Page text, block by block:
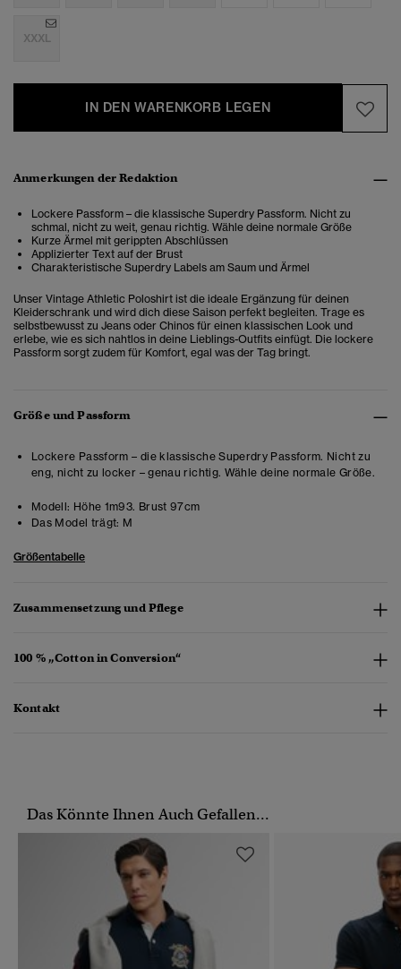
XXXL
IN DEN WARENKORB LEGEN
Anmerkungen der Redaktion
Lockere Passform – die klassische Superdry Passform. Nicht zu
schmal, nicht zu weit, genau richtig. Wähle deine normale Größe
Kurze Ärmel mit gerippten Abschlüssen
Applizierter Text auf der Brust
Charakteristische Superdry Labels am Saum und Ärmel
Unser Vintage Athletic Poloshirt ist die ideale Ergänzung für deinen
Kleiderschrank und wird dich diese Saison perfekt begleiten. Trage es
selbstbewusst zu Jeans oder Chinos für einen klassischen Look und
erlebe, wie es sich nahtlos in deine Lieblings-Outfits einfügt. Die lockere
Passform sorgt zudem für Komfort, egal was der Tag bringt.
Größe und Passform
Lockere Passform – die klassische Superdry Passform. Nicht zu
eng, nicht zu locker – genau richtig. Wähle deine normale Größe.
Modell: Höhe 1m93. Brust 97cm
Das Model trägt: M
Größentabelle
Zusammensetzung und Pflege
100 % „Cotton in Conversion“
Kontakt
Das Könnte Ihnen Auch Gefallen...